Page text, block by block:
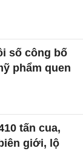
số công bố
phẩm quen
tấn cua,
giới, lộ